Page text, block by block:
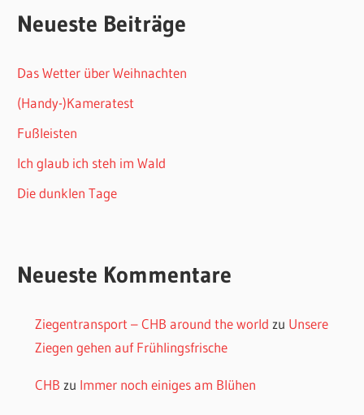
Neueste Beiträge
Das Wetter über Weihnachten
(Handy-)Kameratest
Fußleisten
Ich glaub ich steh im Wald
Die dunklen Tage
Neueste Kommentare
Ziegentransport – CHB around the world zu Unsere
Ziegen gehen auf Frühlingsfrische
CHB zu Immer noch einiges am Blühen